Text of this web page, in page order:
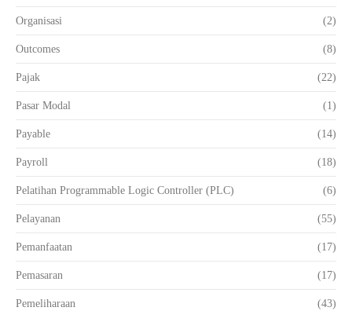
Organisasi (2)
Outcomes (8)
Pajak (22)
Pasar Modal (1)
Payable (14)
Payroll (18)
Pelatihan Programmable Logic Controller (PLC) (6)
Pelayanan (55)
Pemanfaatan (17)
Pemasaran (17)
Pemeliharaan (43)